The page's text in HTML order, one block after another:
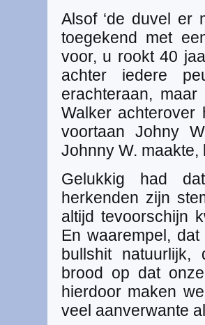
Alsof ‘de duvel er
toegekend met
voor, u rookt 40
achter iedere
erachteraan,
Walker
voortaan Johny
Johnny W.
Gelukkig had
herkenden zijn
altijd tevoorschijn
En waarempel,
bullshit
brood op dat
hierdoor maken
veel aanverwante